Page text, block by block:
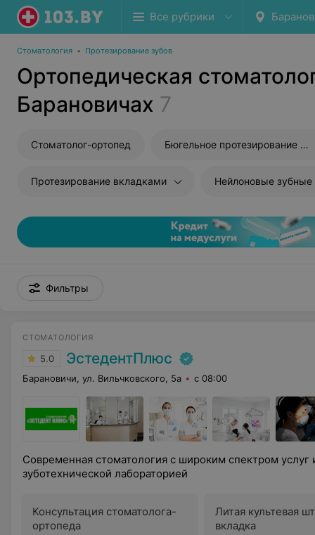
Все рубрики
Стоматология • Протезирование зубов
Ортопедическая
Барановичах 7
Стоматолог-ортопед Бюгельное протезирование зубов
Протезирование вкладками Нейлоновые зубные
Фильтры
СТОМАТОЛОГИЯ
5.0 ЭстедентПлюс
Барановичи, ул. Вильчковского, 5а с 08:00
Современная стоматология с широким спектром услуг
зуботехнической лабораторией
Консультация стоматолога-
ортопеда
Литая культевая
вкладка